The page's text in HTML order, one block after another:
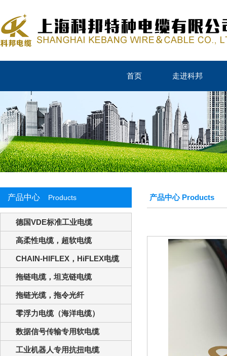
首页 走进科邦
产品中心 Products
德国VDE标准工业电缆
高柔性电缆，超软电缆
CHAIN-HIFLEX，HiFLEX电缆
拖链电缆，坦克链电缆
拖链光缆，拖令光纤
零浮力电缆（海洋电缆）
数据信号传输专用软电缆
工业机器人专用抗扭电缆
产品中心 Products